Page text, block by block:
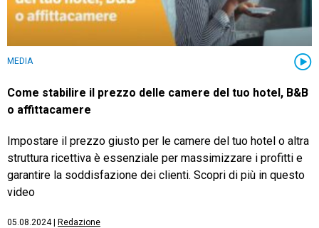
MEDIA
Come stabilire il prezzo delle camere del tuo hotel, B&B
o affittacamere
Impostare il prezzo giusto per le camere del tuo hotel o altra
struttura ricettiva è essenziale per massimizzare i profitti e
garantire la soddisfazione dei clienti. Scopri di più in questo
video
05.08.2024| Redazione